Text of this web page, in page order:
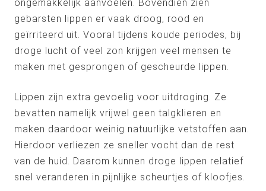
ongemakkelijk aanvoelen. Bovendien zien
gebarsten lippen er vaak droog, rood en
geïrriteerd uit. Vooral tijdens koude periodes, bij
droge lucht of veel zon krijgen veel mensen te
maken met gesprongen of gescheurde lippen.
Lippen zijn extra gevoelig voor uitdroging. Ze
bevatten namelijk vrijwel geen talgklieren en
maken daardoor weinig natuurlijke vetstoffen aan.
Hierdoor verliezen ze sneller vocht dan de rest
van de huid. Daarom kunnen droge lippen relatief
snel veranderen in pijnlijke scheurtjes of kloofjes.